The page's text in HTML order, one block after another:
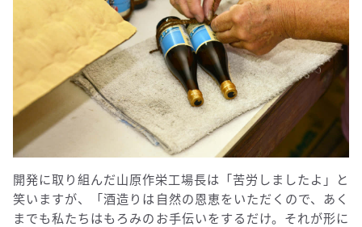
開発に取り組んだ山原作栄工場長は「苦労しましたよ」と
笑いますが、「酒造りは自然の恩恵をいただくので、あく
までも私たちはもろみのお手伝いをするだけ。それが形に